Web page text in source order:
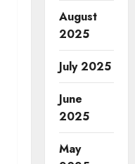
August
2025
July 2025
June
2025
May